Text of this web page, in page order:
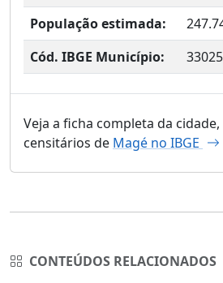
População estimada:
Cód. IBGE Município:
Veja a ficha completa da
censitários de Magé no IBGE
CONTEÚDOS RELACIONADOS